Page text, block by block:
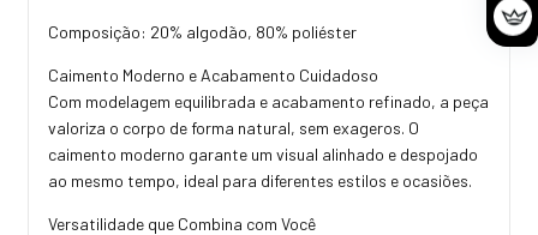
Composição: 20% algodão, 80% poliéster
Caimento Moderno e Acabamento Cuidadoso
Com modelagem equilibrada e acabamento refinado, a peça
valoriza o corpo de forma natural, sem exageros. O
caimento moderno garante um visual alinhado e despojado
ao mesmo tempo, ideal para diferentes estilos e ocasiões.
Versatilidade que Combina com Você